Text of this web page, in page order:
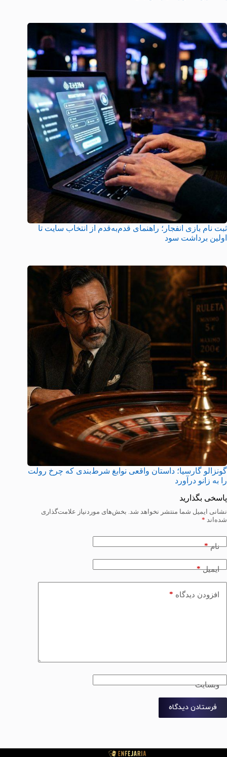
ثبت نام بازی انفجار؛ راهنمای قدم‌به‌قدم از انتخاب سایت تا
اولین برداشت سود
گونزالو گارسیا؛ داستان واقعی نوابغ شرط‌بندی که چرخ رولت
را به زانو درآورد
پاسخی بگذارید
نشانی ایمیل شما منتشر نخواهد شد. بخش‌های موردنیاز علامت‌گذاری
شده‌اند *
نام*
ایمیل*
افزودن دیدگاه *
وبسایت
فرستادن دیدگاه